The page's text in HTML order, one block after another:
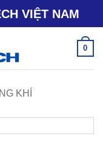
VIỆT NAM
0
KHÍ